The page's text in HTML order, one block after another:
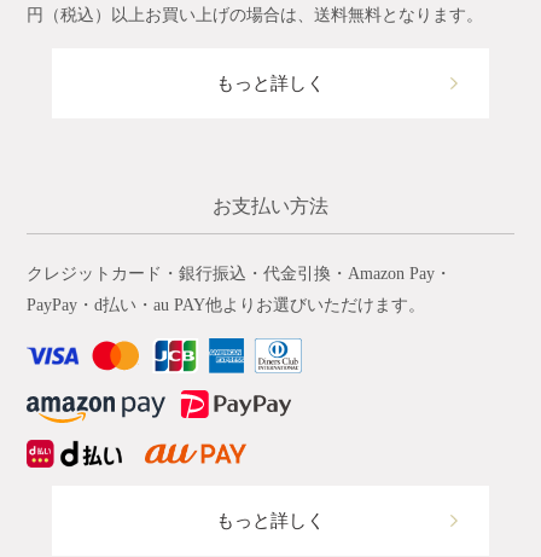
円（税込）以上お買い上げの場合は、送料無料となります。
もっと詳しく
お支払い方法
クレジットカード・銀行振込・代金引換・Amazon Pay・
PayPay・d払い・au PAY他よりお選びいただけます。
もっと詳しく